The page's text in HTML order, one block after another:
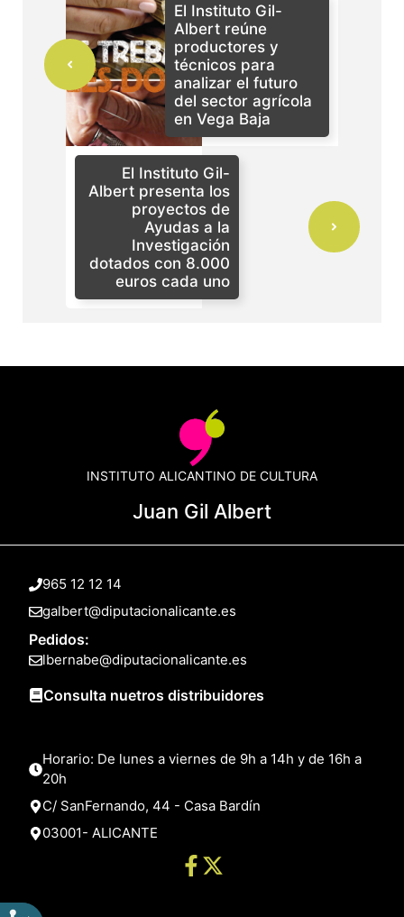
El Instituto Gil-
Albert reúne
productores y
técnicos para
analizar el futuro
del sector agrícola
en Vega Baja
El Instituto Gil-
Albert presenta los
proyectos de
Ayudas a la
Investigación
dotados con 8.000
euros cada uno
INSTITUTO ALICANTINO DE CULTURA
Juan Gil Albert
965 12 12 14
galbert@diputacionalicante.es
Pedidos:
lbernabe@diputacionalicante.es
Consulta nuetros distribuidores
Horario: De lunes a viernes de 9h a 14h y de 16h a
20h
C/ SanFernando, 44 - Casa Bardín
03001- ALICANTE